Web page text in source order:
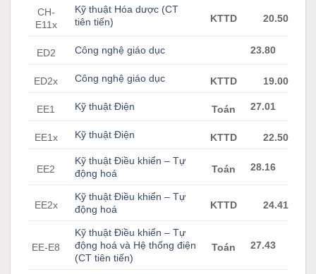
CH-
E11x
Kỹ thuật Hóa dược (CT
tiên tiến)
KTTD 20.50
ED2 Công nghệ giáo dục 23.80
ED2x Công nghệ giáo dục KTTD 19.00
EE1 Kỹ thuật Điện Toán 27.01
EE1x Kỹ thuật Điện KTTD 22.50
EE2
Kỹ thuật Điều khiển – Tự
động hoá
Toán 28.16
EE2x
Kỹ thuật Điều khiển – Tự
động hoá
KTTD 24.41
EE-E8
Kỹ thuật Điều khiển – Tự
động hoá và Hệ thống điện
(CT tiên tiến)
Toán 27.43